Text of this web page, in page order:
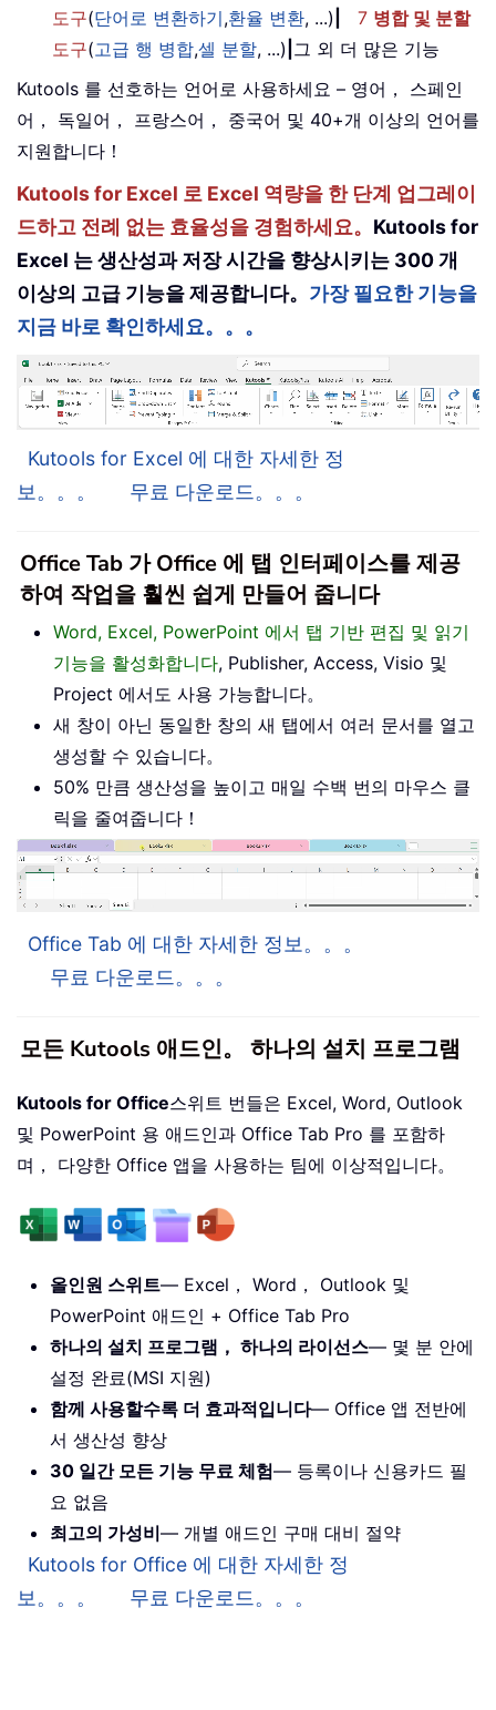
도구(단어로 변환하기,환율 변환, ...) 7 병합 및 분할
도구(고급 행 병합,셀 분할, ...) 그 외 더 많은 기능
Kutools 를 선호하는 언어로 사용하세요 – 영어， 스페인
어， 독일어， 프랑스어， 중국어 및 40+개 이상의 언어를
지원합니다！
Kutools for Excel 로 Excel 역량을 한 단계 업그레이
드하고 전례 없는 효율성을 경험하세요。 Kutools for
Excel 는 생산성과 저장 시간을 향상시키는 300 개
이상의 고급 기능을 제공합니다。 가장 필요한 기능을
지금 바로 확인하세요。。。
Kutools for Excel 에 대한 자세한 정
보。。。
무료 다운로드。。。
Office Tab 가 Office 에 탭 인터페이스를 제공
하여 작업을 훨씬 쉽게 만들어 줍니다
Word, Excel, PowerPoint 에서 탭 기반 편집 및 읽기
기능을 활성화합니다, Publisher, Access, Visio 및
Project 에서도 사용 가능합니다。
새 창이 아닌 동일한 창의 새 탭에서 여러 문서를 열고
생성할 수 있습니다。
50% 만큼 생산성을 높이고 매일 수백 번의 마우스 클
릭을 줄여줍니다！
Office Tab 에 대한 자세한 정보。。。
무료 다운로드。。。
모든 Kutools 애드인。 하나의 설치 프로그램
Kutools for Office스위트 번들은 Excel, Word, Outlook
및 PowerPoint 용 애드인과 Office Tab Pro 를 포함하
며， 다양한 Office 앱을 사용하는 팀에 이상적입니다。
올인원 스위트— Excel， Word， Outlook 및
PowerPoint 애드인 + Office Tab Pro
하나의 설치 프로그램， 하나의 라이선스— 몇 분 안에
설정 완료(MSI 지원)
함께 사용할수록 더 효과적입니다— Office 앱 전반에
서 생산성 향상
30 일간 모든 기능 무료 체험— 등록이나 신용카드 필
요 없음
최고의 가성비— 개별 애드인 구매 대비 절약
Kutools for Office 에 대한 자세한 정
보。。。
무료 다운로드。。。